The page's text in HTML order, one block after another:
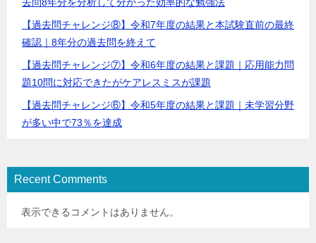
【過去問チャレンジ⑧】令和7年度の結果と本試験直前の最終
確認｜8年分の過去問を終えて
【過去問チャレンジ⑦】令和6年度の結果と課題｜応用能力問
題10問に対応できたがケアレスミスが課題
【過去問チャレンジ⑥】令和5年度の結果と課題｜未学習分野
が多い中で73％を達成
Recent Comments
表示できるコメントはありません。